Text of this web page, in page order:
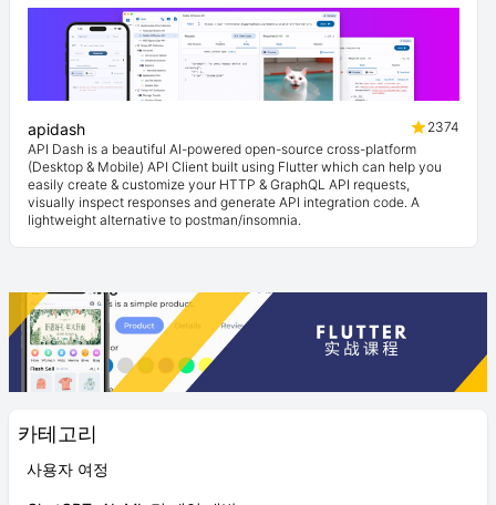
카테고리
사용자 여정
apidash
2374
API Dash is a beautiful AI-powered open-source cross-platform
(Desktop & Mobile) API Client built using Flutter which can help you
easily create & customize your HTTP & GraphQL API requests,
visually inspect responses and generate API integration code. A
lightweight alternative to postman/insomnia.